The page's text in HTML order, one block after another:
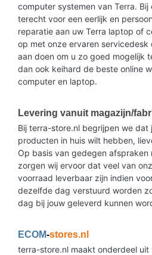
computer systemen van Terra.
terecht voor een eerlijk en
reparatie aan uw Terra laptop of
op met onze ervaren servicedesk
aan doen om u zo goed mogelijk
dan ook keihard de beste online
computer en laptop.
Levering vanuit magazijn/
Bij terra-store.nl begrijpen we dat
producten in huis wilt hebben,
Op basis van gedegen
zorgen wij ervoor dat veel van
voorraad leverbaar zijn indien
dezelfde dag verstuurd worden
dag bij jouw geleverd kunnen
ECOM-stores.nl
terra-store.nl maakt onderdeel uit